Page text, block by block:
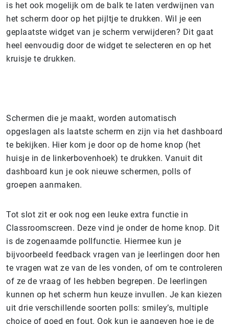
is het ook mogelijk om de balk te laten verdwijnen van
het scherm door op het pijltje te drukken. Wil je een
geplaatste widget van je scherm verwijderen? Dit gaat
heel eenvoudig door de widget te selecteren en op het
kruisje te drukken.
Schermen die je maakt, worden automatisch
opgeslagen als laatste scherm en zijn via het dashboard
te bekijken. Hier kom je door op de home knop (het
huisje in de linkerbovenhoek) te drukken. Vanuit dit
dashboard kun je ook nieuwe schermen, polls of
groepen aanmaken.
Tot slot zit er ook nog een leuke extra functie in
Classroomscreen. Deze vind je onder de home knop. Dit
is de zogenaamde pollfunctie. Hiermee kun je
bijvoorbeeld feedback vragen van je leerlingen door hen
te vragen wat ze van de les vonden, of om te controleren
of ze de vraag of les hebben begrepen. De leerlingen
kunnen op het scherm hun keuze invullen. Je kan kiezen
uit drie verschillende soorten polls: smiley’s, multiple
choice of goed en fout. Ook kun je aangeven hoe je de